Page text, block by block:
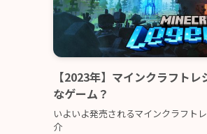
【2023年】マインクラフト
なゲーム？
いよいよ発売されるマインクラフト
介